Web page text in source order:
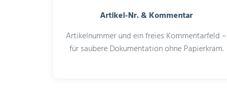
Artikel-Nr. & Kommentar
Artikelnummer und ein freies Kommentarfeld –
für saubere Dokumentation ohne Papierkram.